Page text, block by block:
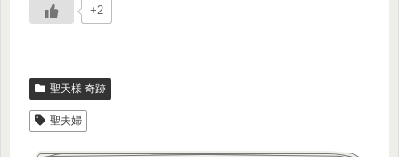
+2
聖天様 奇跡
聖夫婦